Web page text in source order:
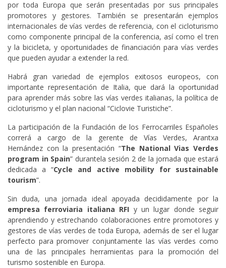
por toda Europa que serán presentadas por sus principales
promotores y gestores. También se presentarán ejemplos
internacionales de vías verdes de referencia, con el cicloturismo
como componente principal de la conferencia, así como el tren
y la bicicleta, y oportunidades de financiación para vías verdes
que pueden ayudar a extender la red.
Habrá gran variedad de ejemplos exitosos europeos, con
importante representación de Italia, que dará la oportunidad
para aprender más sobre las vías verdes italianas, la política de
cicloturismo y el plan nacional “Ciclovie Turistiche”.
La participación de la Fundación de los Ferrocarriles Españoles
correrá a cargo de la gerente de Vías Verdes, Arantxa
Hernández con la presentación “The National Vias Verdes
program in Spain” durantela sesión 2 de la jornada que estará
dedicada a “Cycle and active mobility for sustainable
tourism”.
Sin duda, una jornada ideal apoyada decididamente por la
empresa ferroviaria italiana RFI y un lugar donde seguir
aprendiendo y estrechando colaboraciones entre promotores y
gestores de vías verdes de toda Europa, además de ser el lugar
perfecto para promover conjuntamente las vías verdes como
una de las principales herramientas para la promoción del
turismo sostenible en Europa.